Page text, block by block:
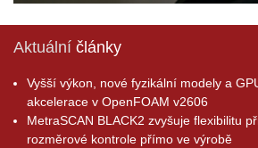
Aktuální články
Vyšší výkon, nové fyzikální modely a
akcelerace v OpenFOAM v2606
MetraSCAN BLACK2 zvyšuje flexibilitu
rozměrové kontrole přímo ve výrobě